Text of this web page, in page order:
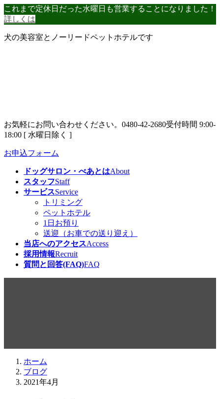
コ
ン
ン
ナ
ビ
ー
これまで定休日だった水曜日も営業することになりました！
詳しくは
犬の美容室とノーリードペットホテルです
お気軽にお問い合わせください。 0480-42-2680受付時間 9:00-
18:00 [ 水曜日除く ]
お申込フォーム
ドッグサロン・べあとはAbout
スタッフStaff
サービスService
トリミング
ペットホテル
1日お預り
送迎（お車での送り迎え）
当店へのアクセスAccess
採用情報Recruit
質問と回答(FAQ)FAQ
ホーム
ブログ
2021年4月